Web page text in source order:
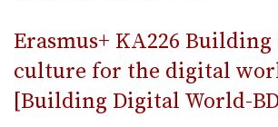
Erasmus+ ΚΑ226
culture for the digital
[Building Digital World-